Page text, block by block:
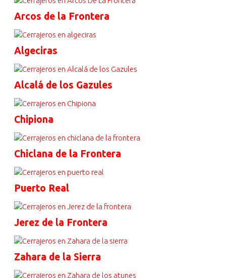
Arcos de la Frontera
Algeciras
Alcalá de los Gazules
Chipiona
Chiclana de la Frontera
Puerto Real
Jerez de la Frontera
Zahara de la Sierra